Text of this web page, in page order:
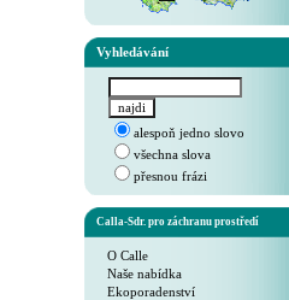
Vyhledávání
alespoň jedno slovo
všechna slova
přesnou frázi
Calla-Sdr. pro záchranu prostředí
O Calle
Naše nabídka
Ekoporadenství